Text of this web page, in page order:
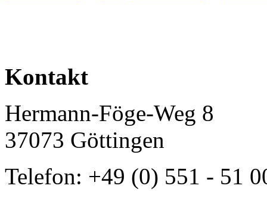
Kontakt
Hermann-Föge-Weg 8
37073 Göttingen
Telefon: +49 (0) 551 - 51